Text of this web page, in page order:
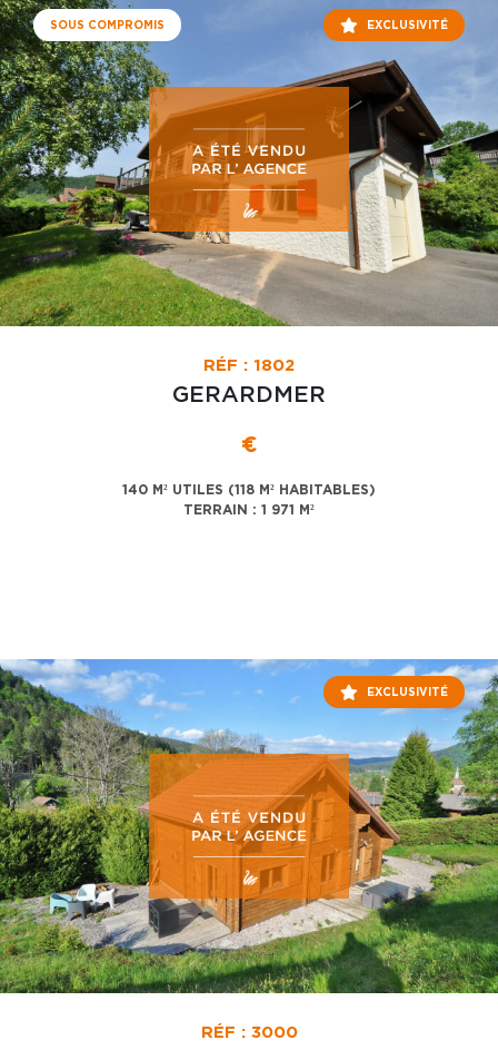
EXCLUSIVITÉ
SOUS COMPROMIS
RÉF : 1802
GERARDMER
€
140 M² UTILES (118 M² HABITABLES)
TERRAIN : 1 971 M²
EXCLUSIVITÉ
RÉF : 3000